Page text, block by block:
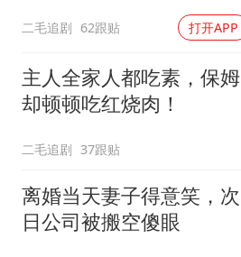
二毛追剧 62跟贴 打开APP
主人全家人都吃素，保姆
却顿顿吃红烧肉！
二毛追剧 37跟贴
离婚当天妻子得意笑，次
日公司被搬空傻眼